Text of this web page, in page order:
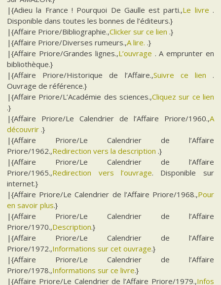
|{Adieu la France ! Pourquoi De Gaulle est parti.,Le livre .
Disponible dans toutes les bonnes de l’éditeurs.}
|{Affaire Priore/Bibliographie.,Clicker sur ce lien .}
|{Affaire Priore/Diverses rumeurs.,A lire. .}
|{Affaire Priore/Grandes lignes.,L’ouvrage . A emprunter en
bibliothèque.}
|{Affaire Priore/Historique de l’Affaire.,Suivre ce lien .
Ouvrage de référence.}
|{Affaire Priore/L’Académie des sciences.,Cliquez sur ce lien
.}
|{Affaire Priore/Le Calendrier de l’Affaire Priore/1960.,A
découvrir .}
|{Affaire Priore/Le Calendrier de l’Affaire
Priore/1962.,Redirection vers la description .}
|{Affaire Priore/Le Calendrier de l’Affaire
Priore/1965.,Redirection vers l’ouvrage. Disponible sur
internet.}
|{Affaire Priore/Le Calendrier de l’Affaire Priore/1968.,Pour
en savoir plus.}
|{Affaire Priore/Le Calendrier de l’Affaire
Priore/1970.,Description.}
|{Affaire Priore/Le Calendrier de l’Affaire
Priore/1972.,Informations sur cet ouvrage.}
|{Affaire Priore/Le Calendrier de l’Affaire
Priore/1978.,Informations sur ce livre.}
|{Affaire Priore/Le Calendrier de l’Affaire Priore/1979.,Infos